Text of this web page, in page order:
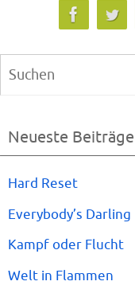
Neueste Beiträge
Hard Reset
Everybody’s Darling
Kampf oder Flucht
Welt in Flammen